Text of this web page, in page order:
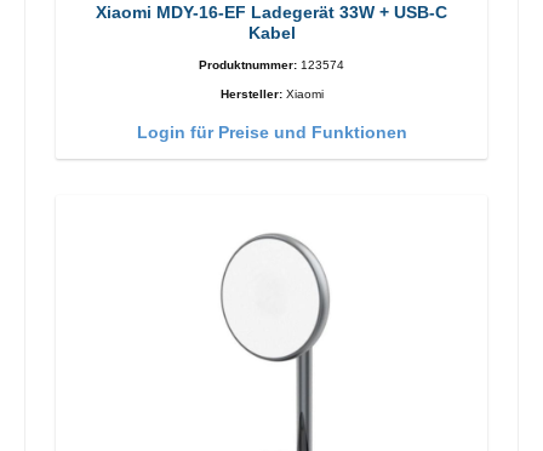
Xiaomi MDY-16-EF Ladegerät 33W + USB-C
Kabel
Produktnummer: 123574
Hersteller: Xiaomi
Login für Preise und Funktionen